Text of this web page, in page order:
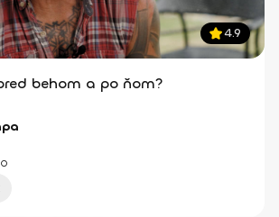
4.9
behom a po ňom?